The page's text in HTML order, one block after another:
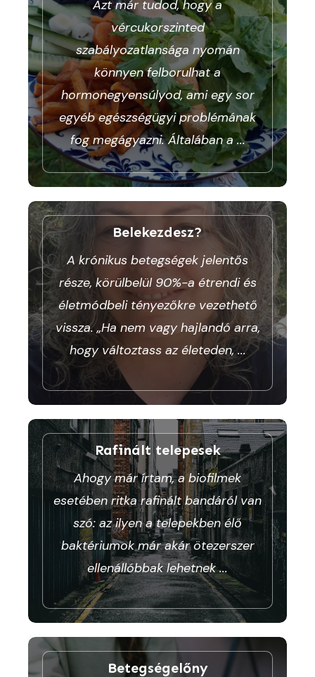
Azt már tudod, hogy a
vércukorszinted
szabályozatlansága nyomán
könnyen felborulhat a
hormonegyensúlyod, ami egy sor
egyéb egészségügyi problémának
fog megágyazni. Általában a...
Belekezdesz?
A krónikus betegségek jelentős
része, körülbelül 90%-a étrendi és
életmódbeli tényezőkre vezethető
vissza. „Ha nem vagy hajlandó arra,
hogy változtass az életeden,...
Rafinált telepesek
Ahogy már írtam, a biofilmek
esetében ritka rafinált bandáról van
szó: az ilyen a telepekben élő
baktériumok már akár ötezerszer
ellenállóbbak lehetnek...
Betegségelőny